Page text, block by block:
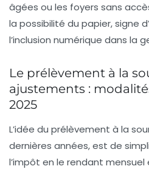
âgées ou les foyers sans
la possibilité du papier, signe
l’inclusion numérique dans la
Le prélèvement à la
ajustements :
2025
L’idée du prélèvement à la
dernières années, est de
l’impôt en le rendant